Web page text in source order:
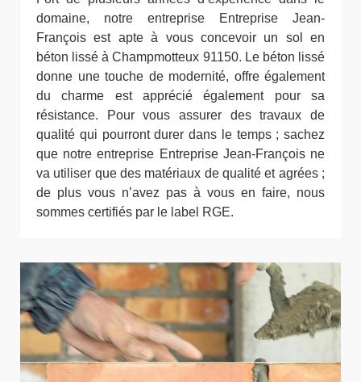
domaine, notre entreprise Entreprise Jean-
François est apte à vous concevoir un sol en
béton lissé à Champmotteux 91150. Le béton lissé
donne une touche de modernité, offre également
du charme est apprécié également pour sa
résistance. Pour vous assurer des travaux de
qualité qui pourront durer dans le temps ; sachez
que notre entreprise Entreprise Jean-François ne
va utiliser que des matériaux de qualité et agrées ;
de plus vous n’avez pas à vous en faire, nous
sommes certifiés par le label RGE.